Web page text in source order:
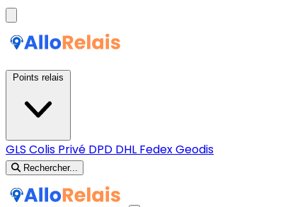
GLS Colis Privé DPD DHL FedexGeodis
Rechercher...